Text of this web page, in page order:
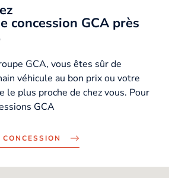
concession GCA près
GCA, vous êtes sûr de
véhicule au bon prix ou votre
le plus proche de chez vous. Pour
GCA